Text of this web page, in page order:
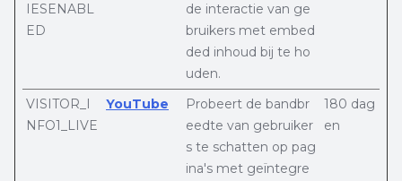
IESENABL
ED
de interactie van ge
bruikers met embed
ded inhoud bij te ho
uden.
VISITOR_I
NFO1_LIVE
YouTube
Probeert de bandbr
eedte van gebruiker
s te schatten op pag
ina's met geïntegre
180 dag
en